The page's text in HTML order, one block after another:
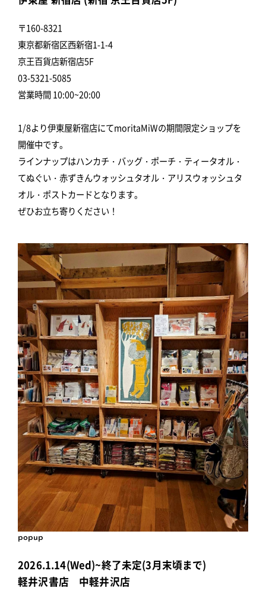
〒160-8321
東京都新宿区西新宿1-1-4
京王百貨店新宿店5F
03-5321-5085
営業時間 10:00~20:00
1/8より伊東屋新宿店にてmoritaMiWの期間限定ショップを
開催中です。
ラインナップはハンカチ・バッグ・ポーチ・ティータオル・
てぬぐい・赤ずきんウォッシュタオル・アリスウォッシュタ
オル・ポストカードとなります。
ぜひお立ち寄りください！
popup
2026.1.14(Wed)~終了未定(3月末頃まで)
軽井沢書店 中軽井沢店